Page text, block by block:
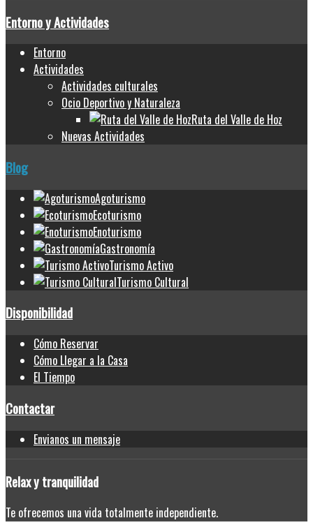
Entorno y Actividades
Entorno
Actividades
Actividades culturales
Ocio Deportivo y Naturaleza
Ruta del Valle de Hoz
Nuevas Actividades
Blog
Agoturismo
Ecoturismo
Enoturismo
Gastronomía
Turismo Activo
Turismo Cultural
Disponibilidad
Cómo Reservar
Cómo Llegar a la Casa
El Tiempo
Contactar
Envianos un mensaje
Relaxy tranquilidad
Te ofrecemos una vida totalmente independiente.